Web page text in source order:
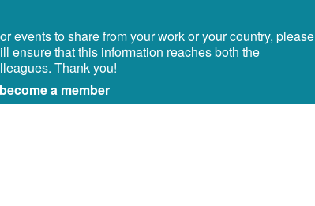
events to share from your work or your country, please
ensure that this information reaches both the
Thank you!
become a member